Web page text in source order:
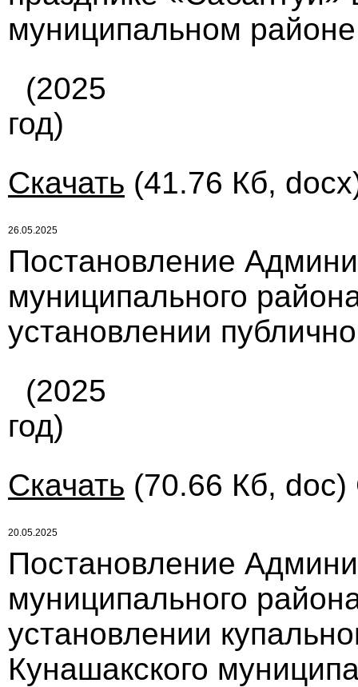
муниципальном
(2025
год)
Скачать (41.76 Кб,
26.05.2025
Постановление
муниципального
установлении
(2025
год)
Скачать (70.66 Кб, doc)
20.05.2025
Постановление
муниципального
установлении
Кунашакского